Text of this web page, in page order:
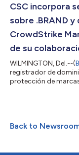
que gestionan
de DNS. Según el
CSC incorpora
sobre .BRAND
CrowdStrike
de su
WILMINGTON, Del.--(
registrador de
protección de
nueva oferta le
en materia de
ayudarlos a
Back to